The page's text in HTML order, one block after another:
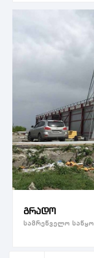
გრადო
სამრეწველო